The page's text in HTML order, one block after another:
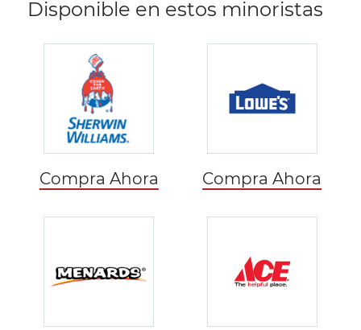
Disponible en estos minoristas
Compra Ahora Compra Ahora